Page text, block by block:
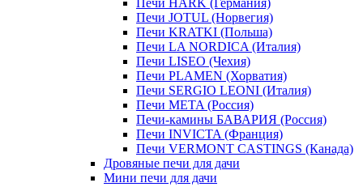
Печи HARK (Германия)
Печи JOTUL (Норвегия)
Печи KRATKI (Польша)
Печи LA NORDICA (Италия)
Печи LISEO (Чехия)
Печи PLAMEN (Хорватия)
Печи SERGIO LEONI (Италия)
Печи META (Россия)
Печи-камины БАВАРИЯ (Россия)
Печи INVICTA (Франция)
Печи VERMONT CASTINGS (Канада)
Дровяные печи для дачи
Мини печи для дачи